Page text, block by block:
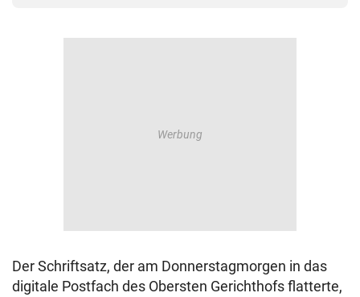
Der Schriftsatz, der am Donnerstagmorgen in das
digitale Postfach des Obersten Gerichthofs flatterte,